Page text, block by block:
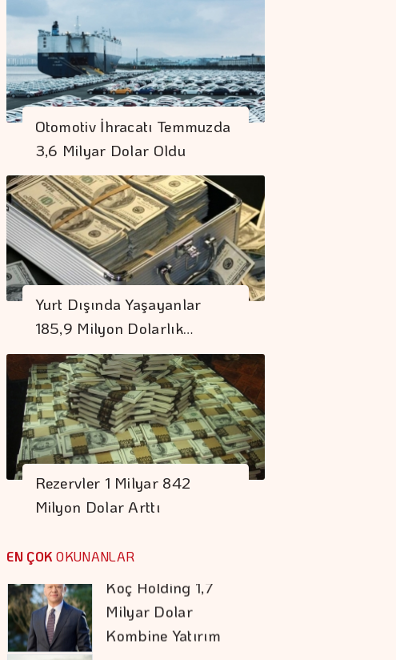
Otomotiv İhracatı Temmuzda
3,6 Milyar Dolar Oldu
Yurt Dışında Yaşayanlar
185,9 Milyon Dolarlık…
Rezervler 1 Milyar 842
Milyon Dolar Arttı
EN ÇOK OKUNANLAR
Petrol Anlaşma
Umutlarına Rağmen
Hafif De Olsa Arttı
Rezervler 1 Milyar
842 Milyon Dolar
Arttı
Borç Kıskacı
Derinleşiyor
Koç Holding 1,7
Kombine Yatırım
Yaptı
İstanbul Kruvaziyer
Turizminde 1 Milyon
Yolcu Hedefine